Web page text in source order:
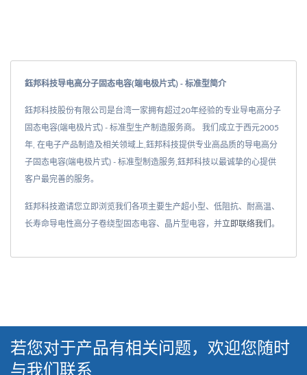
鈺邦科技导电高分子固态电容(端电极片式) - 标准型简介
鈺邦科技股份有限公司是台湾一家拥有超过20年经验的专业导电高分子
固态电容(端电极片式) - 标准型生产制造服务商。 我们成立于西元2005
年, 在电子产品制造及相关领域上,鈺邦科技提供专业高品质的导电高分
子固态电容(端电极片式) - 标准型制造服务,鈺邦科技以最诚挚的心提供
客户最完善的服务。
鈺邦科技邀请您立即浏览我们各项主要生产超小型、低阻抗、耐高温、
长寿命导电性高分子卷绕型固态电容、晶片型电容，并立即联络我们 。
若您对于产品有相关问题，欢迎您随时
与我们联系